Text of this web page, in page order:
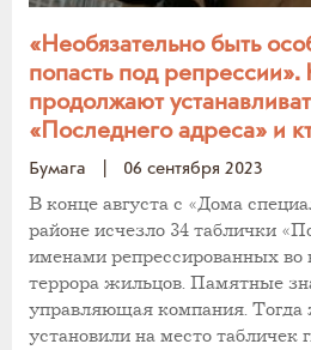
«Необязательно быть
попасть под
продолжают
«Последнего адреса» и
Бумага
06 сентября 2023
В конце августа с «Дома
районе исчезло 34 таблички
именами репрессированных во
террора жильцов. Памятные
управляющая компания.
установили на место табличек